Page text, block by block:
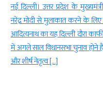
नई दिल्ली। उत्तर प्रदेश के
नरेंद्र मोदी से मुलाकात करने के लिए
आदित्यनाथ का यह दिल्ली दौरा
में अगले साल विधानसभा चुनाव होने
और शीर्ष नेतृत्व […]